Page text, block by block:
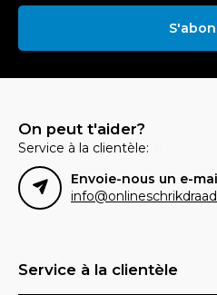
On peut t'aider?
Service à la clientèle:
Envoie-nous un e-
Service à la clientèle